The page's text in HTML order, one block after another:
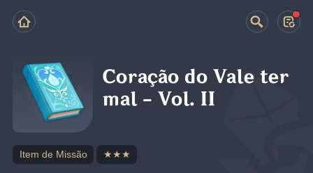
Coração do Vale ter
mal - Vol. II
Item de Missão ★★★